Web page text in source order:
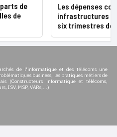
de
de
Les dépenses
infrastructures
six trimestres de
de l'informatique et des télécoms une
business, les pratiques métiers de
(Constructeurs informatique et télécoms,
ISV, MSP, VARs,...)